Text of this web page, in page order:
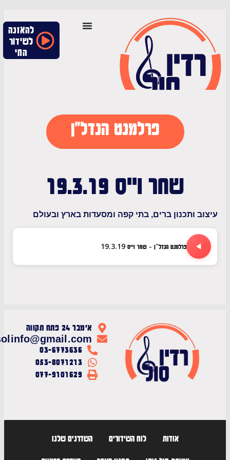
להאזנה
לשידור
החי
פרלמנט הנדל"ן
שחר וייס 19.3.19
ותכנון ברים, בתי קפה ומסעדות בארץ ובעולם
פרלמנט הנדל"ן - שחר וייס 19.3.19
אימבר 24 פתח תקווה
radiosolinfo@gmail.com
03-6773636
053-8071213
077-9101629
לוח השידורים השדרנים שלנו